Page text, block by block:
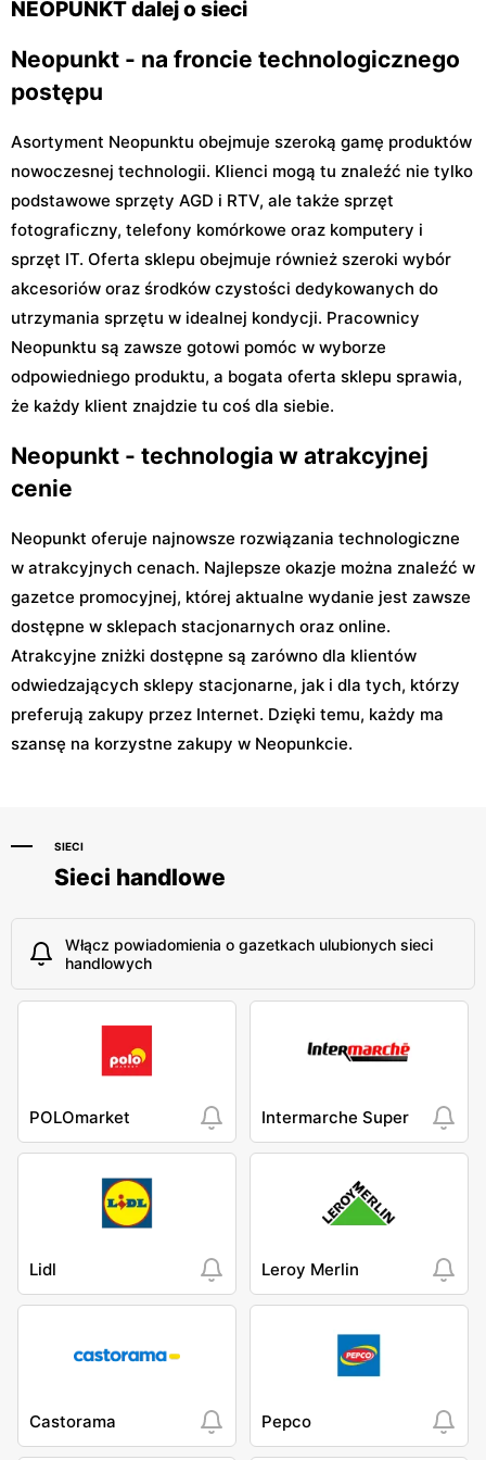
NEOPUNKT dalej o sieci
Neopunkt - na froncie technologicznego
postępu
Asortyment Neopunktu obejmuje szeroką gamę produktów
nowoczesnej technologii. Klienci mogą tu znaleźć nie tylko
podstawowe sprzęty AGD i RTV, ale także sprzęt
fotograficzny, telefony komórkowe oraz komputery i
sprzęt IT. Oferta sklepu obejmuje również szeroki wybór
akcesoriów oraz środków czystości dedykowanych do
utrzymania sprzętu w idealnej kondycji. Pracownicy
Neopunktu są zawsze gotowi pomóc w wyborze
odpowiedniego produktu, a bogata oferta sklepu sprawia,
że każdy klient znajdzie tu coś dla siebie.
Neopunkt - technologia w atrakcyjnej
cenie
Neopunkt oferuje najnowsze rozwiązania technologiczne
w atrakcyjnych cenach. Najlepsze okazje można znaleźć w
gazetce promocyjnej, której aktualne wydanie jest zawsze
dostępne w sklepach stacjonarnych oraz online.
Atrakcyjne zniżki dostępne są zarówno dla klientów
odwiedzających sklepy stacjonarne, jak i dla tych, którzy
preferują zakupy przez Internet. Dzięki temu, każdy ma
szansę na korzystne zakupy w Neopunkcie.
SIECI
Sieci handlowe
Włącz powiadomienia o gazetkach ulubionych sieci
handlowych
POLOmarket Intermarche Super
Lidl Leroy Merlin
Castorama Pepco